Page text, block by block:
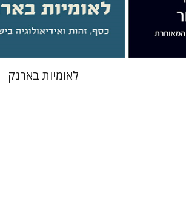
$34
$31
לאומיות בארנק